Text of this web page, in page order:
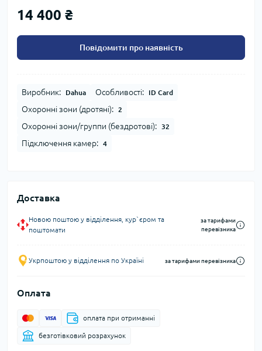
14 400 ₴
Повідомити про наявність
Виробник: Dahua Особливості: ID Card
Охоронні зони (дротяні): 2
Охоронні зони/группи (бездротові): 32
Підключення камер: 4
Доставка
Новою поштою у відділення, кур`єром та
поштомати
за тарифами
перевізника
Укрпоштою у відділення по Україні за тарифами перевізника
Оплата
оплата при отриманні
безготівковий розрахунок